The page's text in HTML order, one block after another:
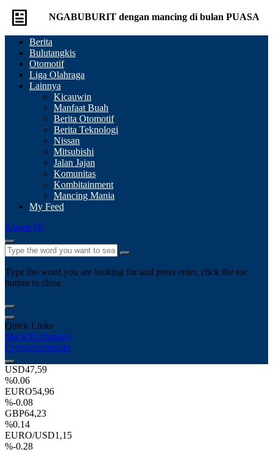
Berita
Bulutangkis
Otomotif
Liga Olahraga
Lainnya
Kicauwin
Manfaat Buah
Berita Otomotif
Berita Teknologi
Nissan
Mitsubishi
Jalan Jajan
Komunitas
Kombitainment
Mancing Mania
My Feed
Abone Ol
Type the word you are looking for and press enter, click the esc
button to close.
Quick Links
Stock Exchanges
Cryptocurrencies
USD47,59
%0.06
EURO54,96
%-0.08
GBP64,23
%0.14
EURO/USD1,15
%-0.28
NGABUBURIT dengan mancing di bulan PUASA
ternyata asik LOH GAN
Comment